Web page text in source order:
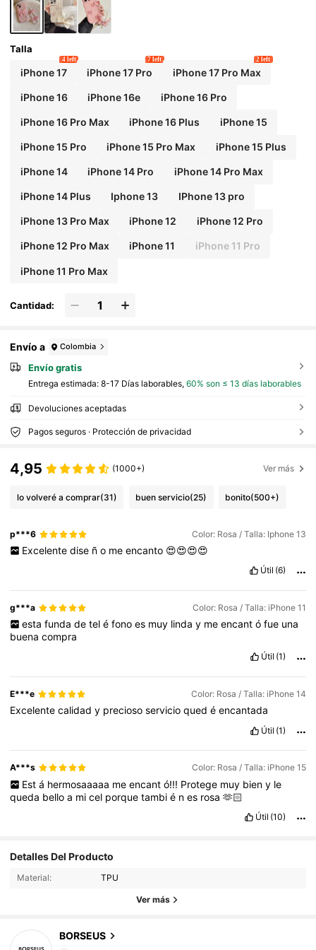
caída de moda para regalo de cumpleaños d
e mujer, fiesta de primavera
Talla
iPhone 17
4 left
iPhone 17 Pro
7 left
iPhone 17 Pro Max
2 left
iPhone 16 iPhone 16e iPhone 16 Pro
iPhone 16 Pro Max iPhone 16 Plus iPhone 15
iPhone 15 Pro iPhone 15 Pro Max iPhone 15 Plus
iPhone 14 iPhone 14 Pro iPhone 14 Pro Max
iPhone 14 Plus Iphone 13 IPhone 13 pro
iPhone 13 Pro Max iPhone 12 iPhone 12 Pro
iPhone 12 Pro Max iPhone 11 iPhone 11 Pro
iPhone 11 Pro Max
Cantidad:
Envío a Colombia
Envío gratis
Entrega estimada: 8-17 Días laborables, 60% son ≤ 13 días laborables
Devoluciones aceptadas
Pagos seguros · Protección de privacidad
4,95 (1000+) Ver más
lo volveré a comprar(31) buen servicio(25) bonito(500+)
p***6 Color: Rosa / Talla: Iphone 13
Excelente dise ñ o me encanto 😍😍😍😍
Útil (6)
g***a Color: Rosa / Talla: iPhone 11
esta funda de tel é fono es muy linda y me encant ó fue una
buenacompra
Útil (1)
E***e Color: Rosa / Talla: iPhone 14
Excelentecalidady preciososervicioquedéencantada
Útil (1)
A***s Color: Rosa / Talla: iPhone 15
Est á hermosaaaaa me encant ó!!! Protege muy bien y le
queda belloa micel porquetambié nes rosa🫶🏻
Útil (10)
Detalles Del Producto
Material: TPU
Ver más
BORSEUS